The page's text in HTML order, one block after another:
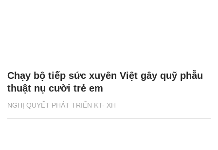
NGHỊ QUYẾT PHÁT TRIỂN KT- XH
Chạy bộ tiếp sức xuyên Việt gây quỹ phẫu
thuật nụ cười trẻ em